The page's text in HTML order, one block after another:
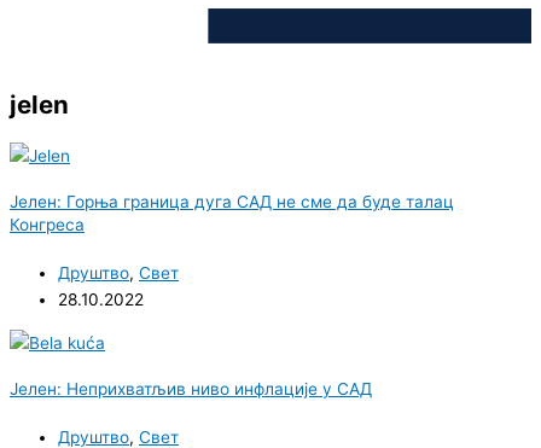
jelen
Јелен: Горња граница дуга САД не сме да буде талац
Конгреса
Друштво, Свет
28.10.2022
Јелен: Неприхватљив ниво инфлације у САД
Друштво, Свет